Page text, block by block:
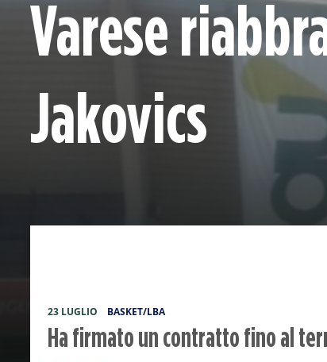
Varese
Jakovics
23 LUGLIO BASKET/LBA
Ha firmato un contratto fino al